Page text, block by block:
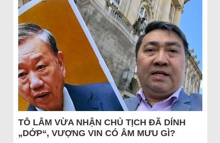
TÔ LÂM VỪA NHẬN CHỦ TỊCH ĐÃ DÍNH
„DỚP“, VƯỢNG VIN CÓ ÂM MƯU GÌ?